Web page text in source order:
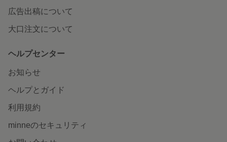
広告出稿について
大口注文について
ヘルプセンター
お知らせ
ヘルプとガイド
利用規約
minneのセキュリティ